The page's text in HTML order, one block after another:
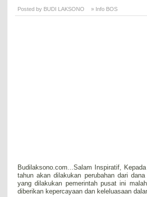
Posted by BUDI LAKSONO » Info BOS
Budilaksono.com...Salam Inspiratif,
tahun akan dilakukan perubahan dari
yang dilakukan pemerintah pusat ini
diberikan kepercayaan dan keleluasaan